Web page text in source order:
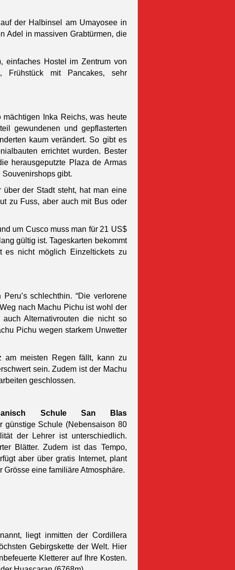
der Halbinsel am Umayosee in
Adel in massiven Grabtürmen, die
einfaches Hostel im Zentrum von
Frühstück mit Pancakes, sehr
Inka Reichs, was heute
gewundenen und gepflasterten
kaum verändert. So gibt es
errichtet wurden. Bester
herausgeputzte Plaza de Armas
gibt.
der Stadt steht, hat man eine
zu Fuss, aber auch mit Bus oder
um Cusco muss man für 21 US$
gültig ist. Tageskarten bekommt
es nicht möglich Einzeltickets zu
schlechthin. “Die verlorene
nach Machu Pichu ist wohl der
Alternativrouten die nicht so
Pichu wegen starkem Unwetter
am meisten Regen fällt, kann zu
sein. Zudem ist der Machu
geschlossen.
Schule San Blas
günstige Schule (Nebensaison 80
der Lehrer ist unterschiedlich.
Blätter. Zudem ist das Tempo,
aber über gratis Internet, plant
Grösse eine familiäre Atmosphäre.
liegt inmitten der Cordillera
Gebirgskette der Welt. Hier
Kletterer auf Ihre Kosten.